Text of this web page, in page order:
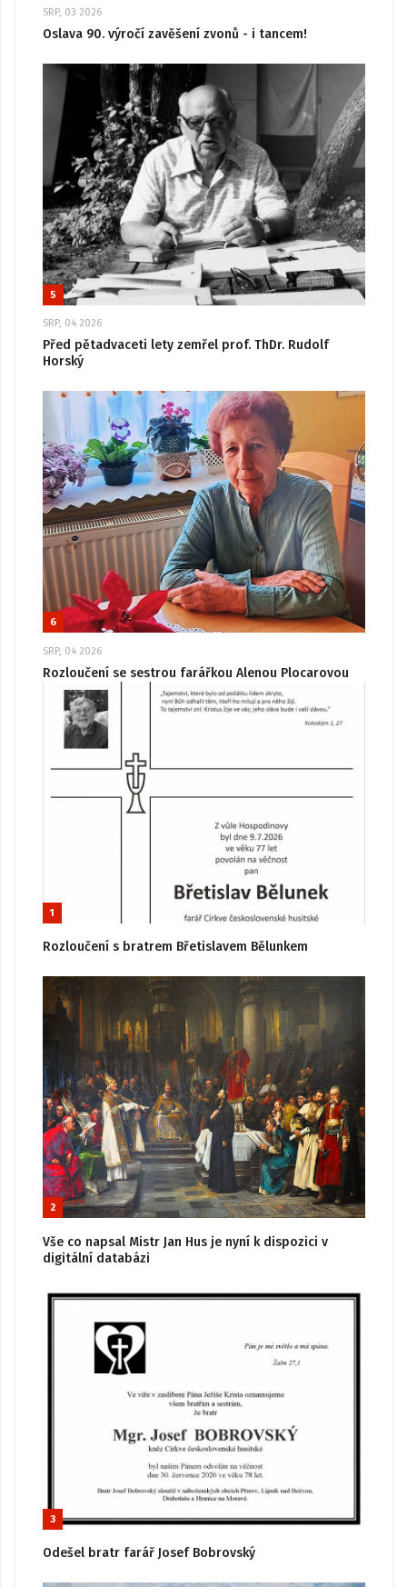
SRP, 03 2026
Oslava 90. výročí zavěšení zvonů - i tancem!
5
SRP, 04 2026
Před pětadvaceti lety zemřel prof. ThDr. Rudolf
Horský
6
SRP, 04 2026
Rozloučení se sestrou farářkou Alenou Plocarovou
1
Rozloučení s bratrem Břetislavem Bělunkem
2
Vše co napsal Mistr Jan Hus je nyní k dispozici v
digitální databázi
3
Odešel bratr farář Josef Bobrovský